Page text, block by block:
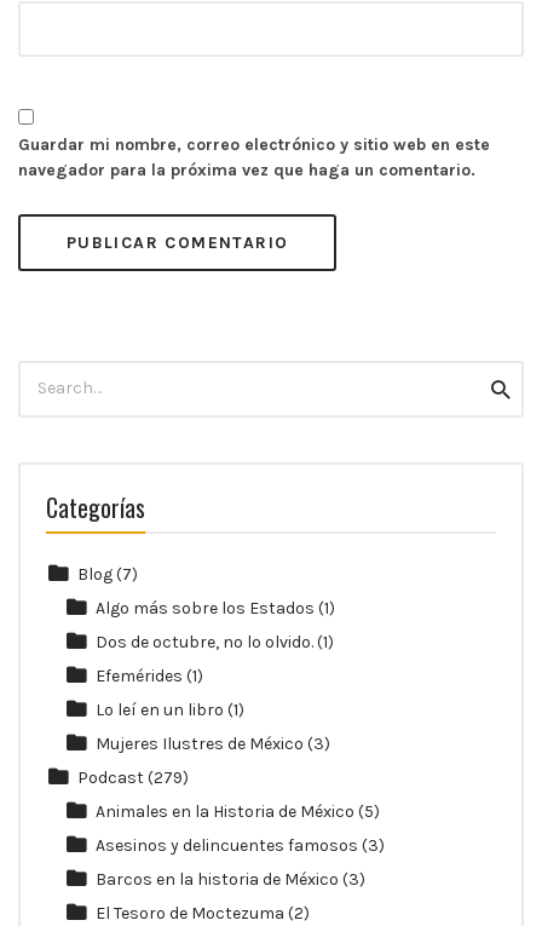
Guardar mi nombre, correo electrónico y sitio web en este
navegador para la próxima vez que haga un comentario.
for:
Categorías
Blog(7)
Algo más sobre los Estados (1)
Dos de octubre, no lo olvido.(1)
Efemérides (1)
Lo leí en un libro (1)
Mujeres Ilustres de México (3)
Podcast(279)
Animales en la Historia de México (5)
Asesinos y delincuentes famosos (3)
Barcos en la historia de México (3)
El Tesoro de Moctezuma (2)